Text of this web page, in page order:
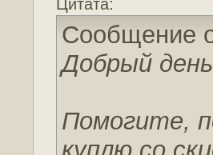
Цитата:
Сообщение
Добрый
Помогите,